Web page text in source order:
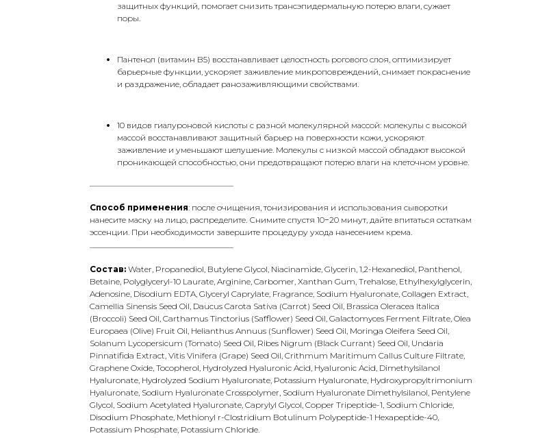
защитных функций, помогает снизить трансэпидермальную потерю влаги, сужает
поры.
Пантенол (витамин B5) восстанавливает целостность рогового слоя, оптимизирует
барьерные функции, ускоряет заживление микроповреждений, снимает покраснение
и раздражение, обладает ранозаживляющими свойствами.
10 видов гиалуроновой кислоты с разной молекулярной массой: молекулы с высокой
массой восстанавливают защитный барьер на поверхности кожи, ускоряют
заживление и уменьшают шелушение. Молекулы с низкой массой обладают высокой
проникающей способностью, они предотвращают потерю влаги на клеточном уровне.
Способ применения: после очищения, тонизирования и использования сыворотки
нанесите маску на лицо, распределите. Снимите спустя 10−20 минут, дайте впитаться остаткам
эссенции. При необходимости завершите процедуру ухода нанесением крема.
Состав: Water, Propanediol, Butylene Glycol, Niacinamide, Glycerin, 1,2-Hexanediol, Panthenol,
Betaine, Polyglyceryl-10 Laurate, Arginine, Carbomer, Xanthan Gum, Trehalose, Ethylhexylglycerin,
Adenosine, Disodium EDTA, Glyceryl Caprylate, Fragrance, Sodium Hyaluronate, Collagen Extract,
Camellia Sinensis Seed Oil, Daucus Carota Sativa (Carrot) Seed Oil, Brassica Oleracea Italica
(Broccoli) Seed Oil, Carthamus Tinctorius (Safflower) Seed Oil, Galactomyces Ferment Filtrate, Olea
Europaea (Olive) Fruit Oil, Helianthus Annuus (Sunflower) Seed Oil, Moringa Oleifera Seed Oil,
Solanum Lycopersicum (Tomato) Seed Oil, Ribes Nigrum (Black Currant) Seed Oil, Undaria
Pinnatifida Extract, Vitis Vinifera (Grape) Seed Oil, Crithmum Maritimum Callus Culture Filtrate,
Graphene Oxide, Tocopherol, Hydrolyzed Hyaluronic Acid, Hyaluronic Acid, Dimethylsilanol
Hyaluronate, Hydrolyzed Sodium Hyaluronate, Potassium Hyaluronate, Hydroxypropyltrimonium
Hyaluronate, Sodium Hyaluronate Crosspolymer, Sodium Hyaluronate Dimethylsilanol, Pentylene
Glycol, Sodium Acetylated Hyaluronate, Caprylyl Glycol, Copper Tripeptide-1, Sodium Chloride,
Disodium Phosphate, Methionyl r-Clostridium Botulinum Polypeptide-1 Hexapeptide-40,
Potassium Phosphate, Potassium Chloride.